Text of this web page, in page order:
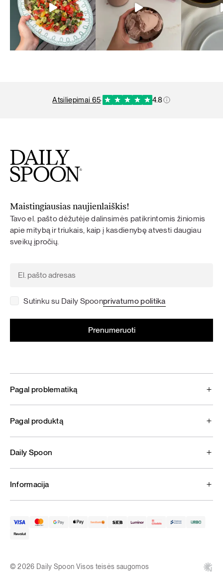
atsiliepimai 65· 4.8
Maistingiausias naujienlaiškis!
Tavo el. pašto dėžutėje dalinsimės patikrintomis žiniomis
apie mitybą ir triukais, kaip į kasdienybę atvesti daugiau
sveikų įpročių.
Sutinku su Daily Spoonprivatumo politika
Pagal problematiką
Pagal produktą
Daily Spoon
Informacija
© 2026 Daily Spoon Visos teisės saugomos